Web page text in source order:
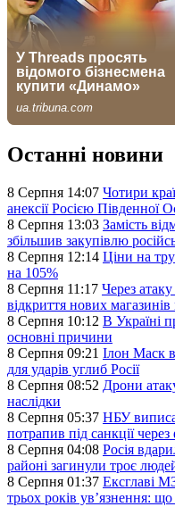
Останні новини
8 Серпня 14:07 Чотири
анексії Росією Південної
8 Серпня 13:03 Замість
збільшив закупівлю
8 Серпня 12:14 Ціни на
на 105%
8 Серпня 11:17 Через
відкриття нових магазинів
8 Серпня 10:12 В Україні
основні причини
8 Серпня 09:21 Ілон Маск
для ударів углиб Росії
8 Серпня 08:52 Дрони
наслідки
8 Серпня 05:37 НБУ
потрапив під санкції
8 Серпня 04:08 Росія
районі загинули троє
8 Серпня 01:37 Ексглаві
трьох років ув’язнення: